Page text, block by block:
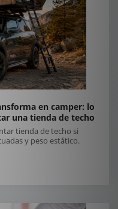
en camper: lo
una tienda de techo
tienda de techo si
y peso estático.